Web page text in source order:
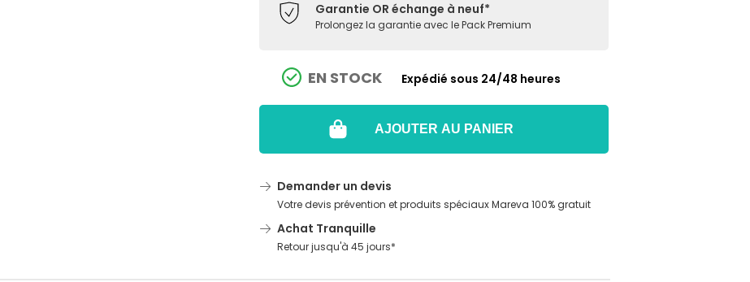
Garantie OR échange à neuf*
Prolongez la garantie avec le Pack Premium
EN STOCK Expédié sous 24/48 heures
AJOUTER AU PANIER
Demander un devis
Votre devis prévention et produits spéciaux Mareva 100% gratuit
Achat Tranquille
Retour jusqu'à 45 jours*